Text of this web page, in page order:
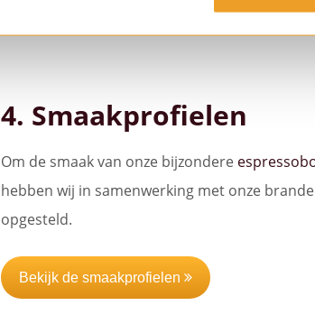
4. Smaakprofielen
Om de smaak van onze bijzondere
hebben wij in samenwerking met onze
opgesteld.
Bekijk de smaakprofielen